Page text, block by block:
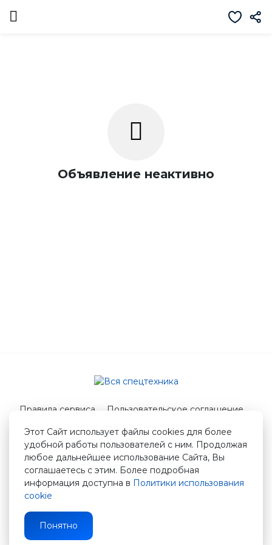
Объявление неактивно
Этот Сайт использует файлы cookies для более
удобной работы пользователей с ним. Продолжая
любое дальнейшее использование Сайта, Вы
соглашаетесь с этим. Более подробная
информация доступна в Политики использования
cookie
Понятно
Правила сервиса
Пользовательское соглашение
© 2026 Вся спецтехника
info@vstshop.ru